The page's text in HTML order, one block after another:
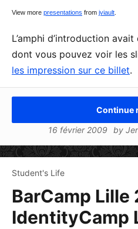
View more presentations from jviault.
L’amphi d’introduction
dont vous pouvez voir les
les impression sur ce billet.
Continue
16 février 2009 by
Student's Life
BarCamp Lille
IdentityCamp